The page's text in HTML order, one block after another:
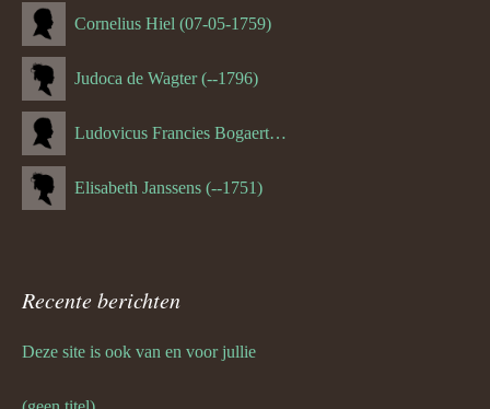
Cornelius Hiel (07-05-1759)
Judoca de Wagter (--1796)
Ludovicus Francies Bogaert (--1825)
Elisabeth Janssens (--1751)
Recente berichten
Deze site is ook van en voor jullie